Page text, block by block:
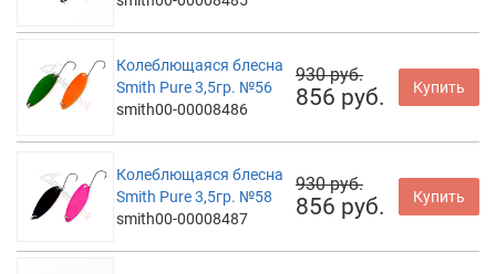
Колеблющаяся блесна
Smith Pure 3,5гр. №56
smith00-00008486
930 руб.
856 руб. Купить
Колеблющаяся блесна
Smith Pure 3,5гр. №58
smith00-00008487
930 руб.
856 руб. Купить